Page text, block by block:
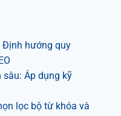
Định hướng quy
Áp dụng kỹ
lọc bộ từ khóa và